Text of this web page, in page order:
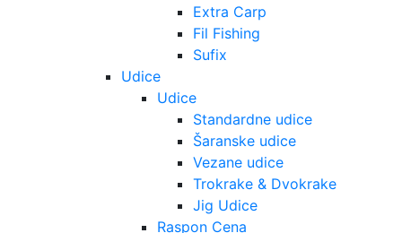
Extra Carp
Fil Fishing
Sufix
Udice
Udice
Standardne udice
Šaranske udice
Vezane udice
Trokrake & Dvokrake
Jig Udice
Raspon Cena